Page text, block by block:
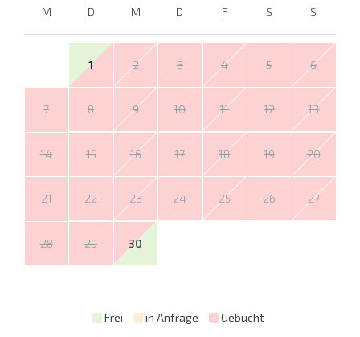
M D M D F S S
1 2 3 4 5 6
7 8 9 10 11 12 13
14 15 16 17 18 19 20
21 22 23 24 25 26 27
28 29 30
Frei in Anfrage Gebucht